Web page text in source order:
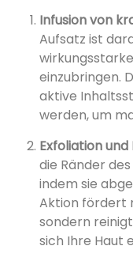
Infusion von
Aufsatz ist
einzubringen.
aktive
werden, um
Exfoliation und
die Ränder
indem sie
Aktion fördert
sondern
sich Ihre Haut